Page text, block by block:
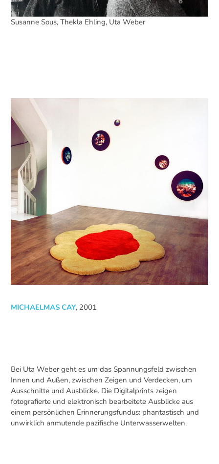
Susanne Sous, Thekla Ehling, Uta Weber
MICHAELMAS CAY, 2001
Bei Uta Weber geht es um das Spannungsfeld zwischen
Innen und Außen, zwischen Zeigen und Verdecken, um
Ausschnitte und Ausblicke. Die Digitalprints zeigen
fotografierte und elektronisch bearbeitete Ausblicke aus
einem persönlichen Erinnerungsfundus: phantastisch und
unwirklich anmutende pazifische Unterwasserwelten.